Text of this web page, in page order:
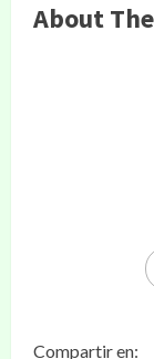
About
Compartir en: